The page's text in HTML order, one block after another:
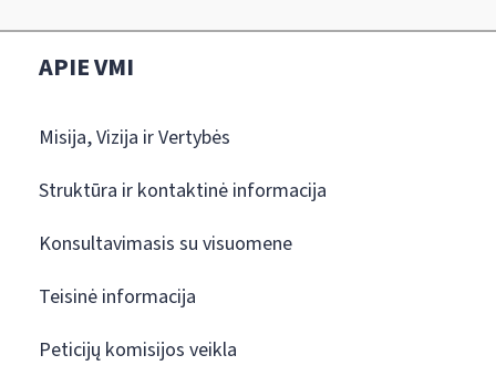
APIE VMI
Misija, Vizija ir Vertybės
Struktūra ir kontaktinė informacija
Konsultavimasis su visuomene
Teisinė informacija
Peticijų komisijos veikla